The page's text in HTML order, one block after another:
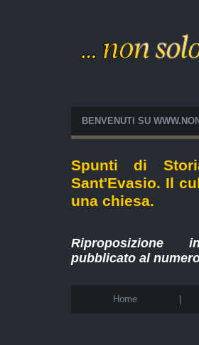
BENVENUTI SU
Spunti di
Sant'Evasio. Il
una chiesa.
Riproposizione
pubblicato al
Home